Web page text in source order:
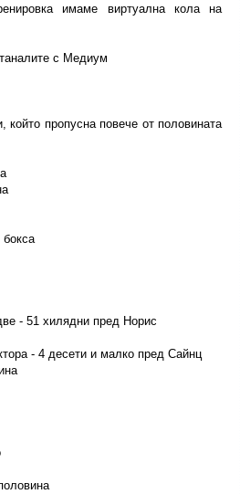
имаме виртуална кола на
с Медиум
пропусна повече от половината
бокса
- 51 хилядни пред Норис
- 4 десети и малко пред Сайнц